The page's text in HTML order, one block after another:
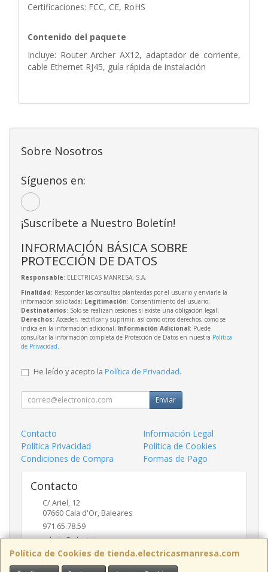
Certificaciones: FCC, CE, RoHS
Contenido del paquete
Incluye: Router Archer AX12, adaptador de corriente,
cable Ethernet RJ45, guía rápida de instalación
Política de Cookies de tienda.electricasmanresa.com
Sobre Nosotros
Síguenos en:
¡Suscríbete a Nuestro Boletín!
INFORMACIÓN BÁSICA SOBRE
PROTECCIÓN DE DATOS
Responsable: ELECTRICAS MANRESA, S.A.
Finalidad: Responder las consultas planteadas por el usuario y enviarle la
información solicitada; Legitimación: Consentimiento del usuario;
Destinatarios: Solo se realizan cesiones si existe una obligación legal;
Derechos: Acceder, rectificar y suprimir, así como otros derechos, como se
indica en la información adicional; Información Adicional: Puede
consultar la información completa de Protección de Datos en nuestra Política
de Privacidad
He leído y acepto la Política de Privacidad.
Enviar
Contacto
Información Legal
Política Privacidad
Política de Cookies
Condiciones de Compra
Formas de Pago
Contacto
C/ Ariel, 12
07660 Cala d'Or, Baleares
971.65.78.59
admin@electricasmanresa.com